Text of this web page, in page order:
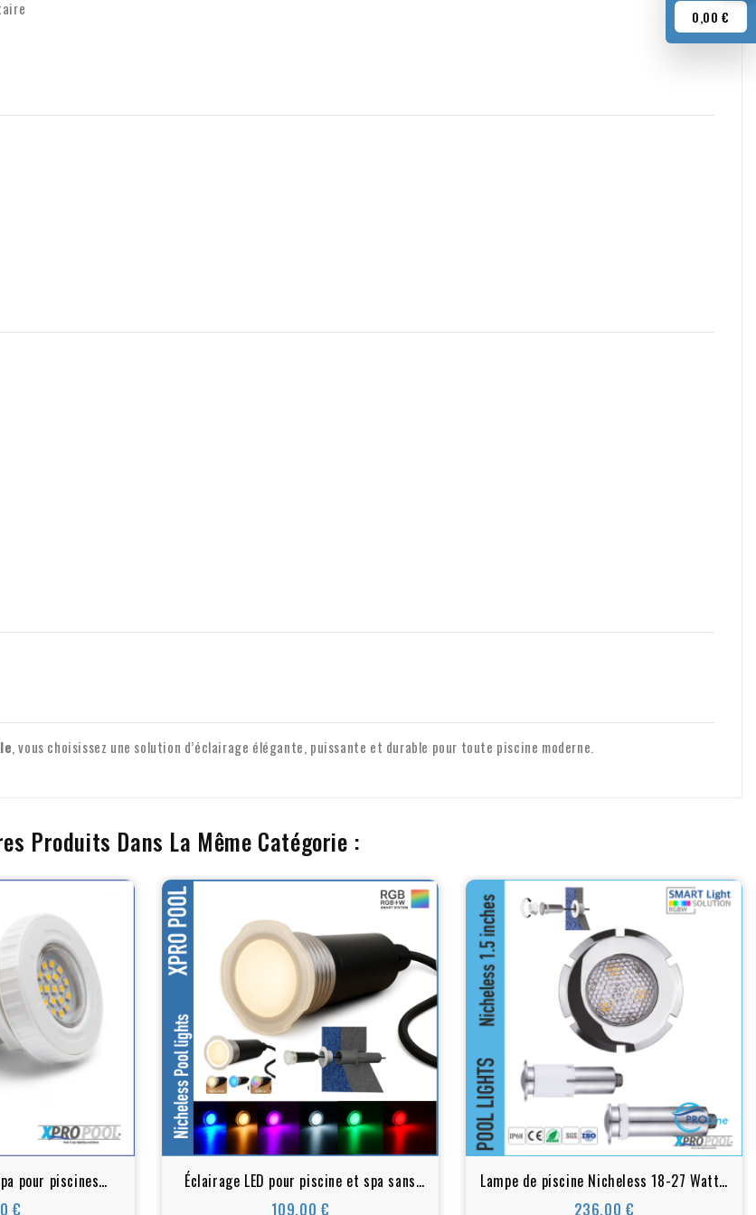
0,00 €
, vous choisissez une solution d’éclairage élégante, puissante et durable pour toute piscine moderne.
Produits Dans La Même Catégorie :
pour piscines
2 inch | blanc
€
Éclairage LED pour piscine et spa sans
niche - Plusieurs options de couleurs
109,00 €
Lampe de piscine Nicheless 18-27 Watt |
inox | blanc - LED couleur pour piscine et
236,00 €